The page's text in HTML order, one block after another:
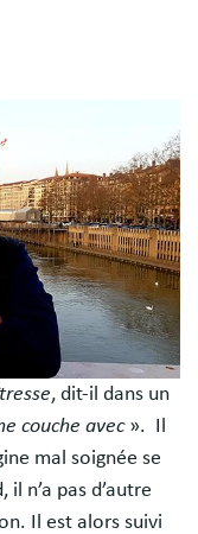
, dit-il dans un
couche avec ». Il
mal soignée se
n’a pas d’autre
Il est alors suivi